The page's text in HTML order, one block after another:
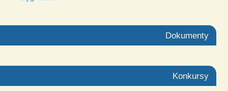
Dokumenty
Konkursy